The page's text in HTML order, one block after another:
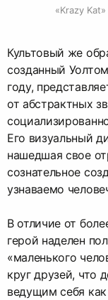
«Krazy
Культовый же
созданный
году,
от абстрактных
Его визуальный
нашедшая свое
сознательное
узнаваемо
В отличие от
герой наделен
«маленького
круг друзей, что
ведущим себя